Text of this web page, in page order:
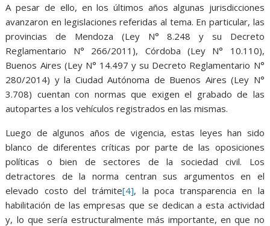
A pesar de ello, en los últimos años algunas jurisdicciones
avanzaron en legislaciones referidas al tema. En particular, las
provincias de Mendoza (Ley N° 8.248 y su Decreto
Reglamentario N° 266/2011), Córdoba (Ley N° 10.110),
Buenos Aires (Ley N° 14.497 y su Decreto Reglamentario N°
280/2014) y la Ciudad Autónoma de Buenos Aires (Ley N°
3.708) cuentan con normas que exigen el grabado de las
autopartes a los vehículos registrados en las mismas.
Luego de algunos años de vigencia, estas leyes han sido
blanco de diferentes críticas por parte de las oposiciones
políticas o bien de sectores de la sociedad civil. Los
detractores de la norma centran sus argumentos en el
elevado costo del trámite[4], la poca transparencia en la
habilitación de las empresas que se dedican a esta actividad
y, lo que sería estructuralmente más importante, en que no